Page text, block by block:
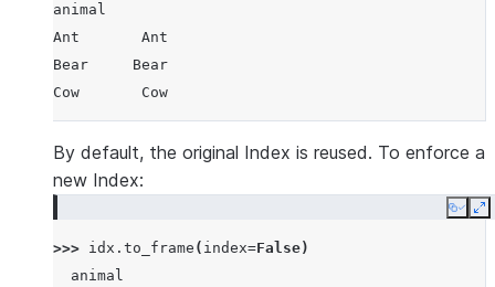
animal
Ant       Ant
Bear     Bear
Cow       Cow
By default, the original Index is reused. To enforce a
new Index:
Copy
>>> idx . to_frame ( index=False)
  animal